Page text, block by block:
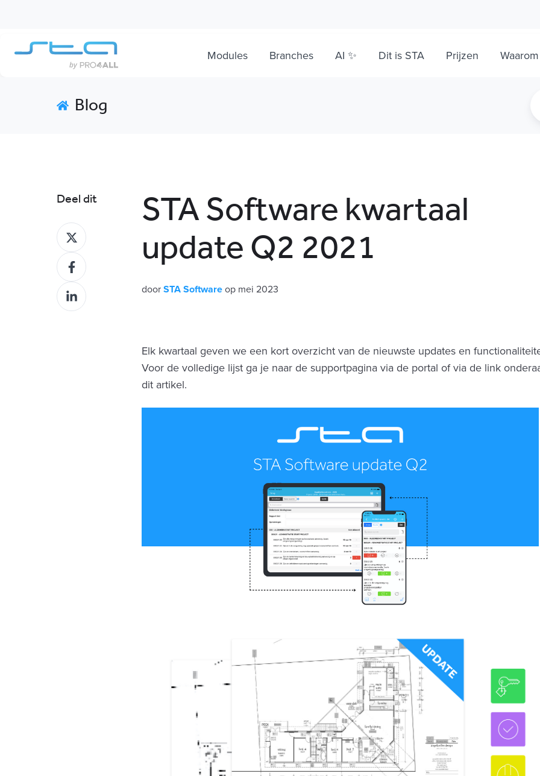
Modules Branches AI ✨ Dit is STA Prijzen
Blog
Deel dit
Deel
op
XDeel
op
Facebook
Deel
op
STA Software kwartaal
update Q2 2021
doorSTA Software op mei 2023
Elk kwartaal geven we een kort overzicht van de nieuwste updates en
Voor de volledige lijst ga je naar de supportpagina via de portal of via de link
dit artikel.